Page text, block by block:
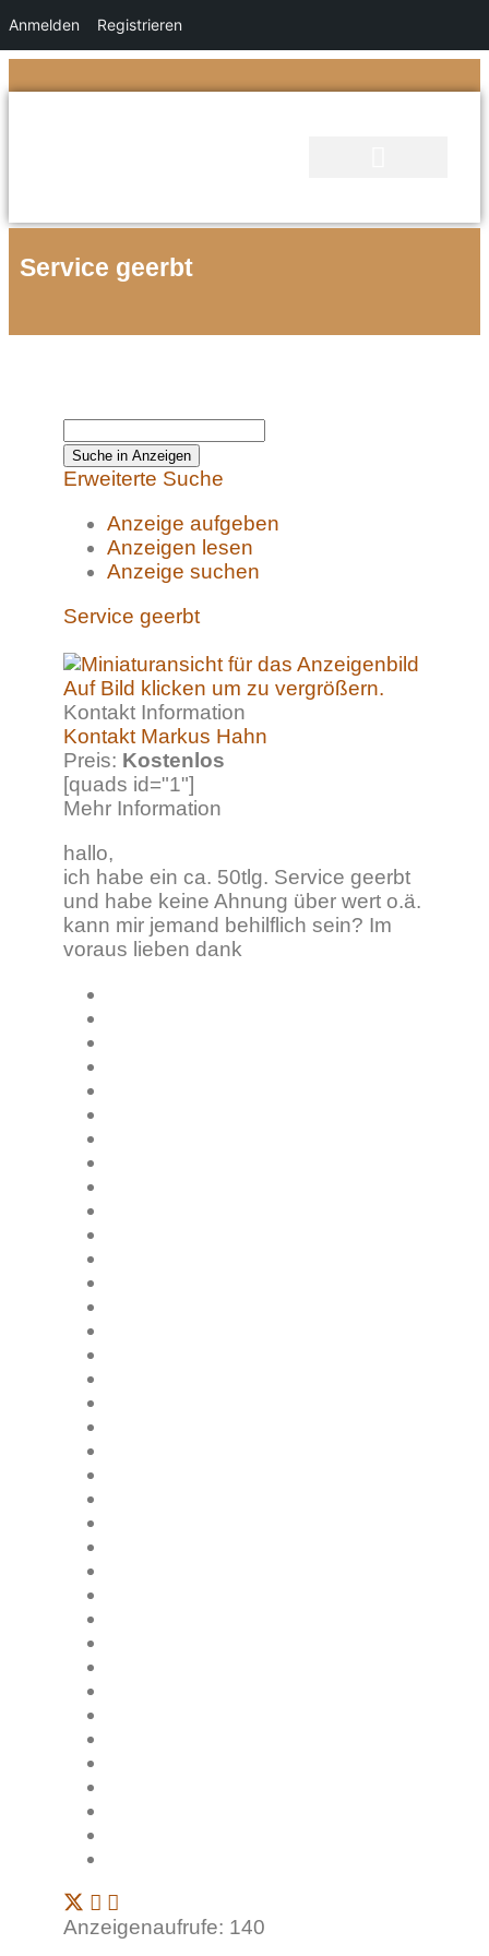
Anmelden Registrieren
Service geerbt
Erweiterte Suche
Anzeige aufgeben
Anzeigen lesen
Anzeige suchen
Service geerbt
Auf Bild klicken um zu vergrößern.
Kontakt Information
Kontakt Markus Hahn
Preis: Kostenlos
[quads id="1"]
Mehr Information
hallo,
ich habe ein ca. 50tlg. Service geerbt
und habe keine Ahnung über wert o.ä.
kann mir jemand behilflich sein? Im
voraus lieben dank
Anzeigenaufrufe: 140